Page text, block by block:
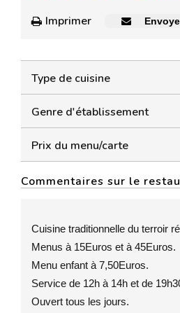
Imprimer
Type de cuisine
Genre d'établissement
Prix du menu/carte
Commentaires sur le
Cuisine traditionnelle du terroir
Menus à 15Euros et à 45Euros.
Menu enfant à 7,50Euros.
Service de 12h à 14h et de
Ouvert tous les jours.